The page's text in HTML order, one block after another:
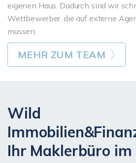
eigenen Haus. Dadurch sind wir
Wettbewerber, die auf externe
müssen.
MEHR ZUM TEAM
Wild
Ihr Maklerbüro im